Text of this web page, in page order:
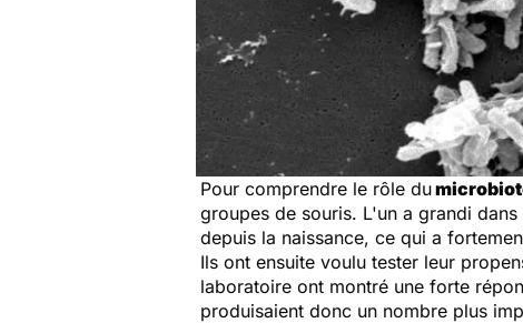
Pour comprendre le rôle du
groupes de souris. L'un a grandi
depuis la naissance, ce qui a
Ils ont ensuite voulu tester leur
laboratoire ont montré une forte
produisaient donc un nombre plus